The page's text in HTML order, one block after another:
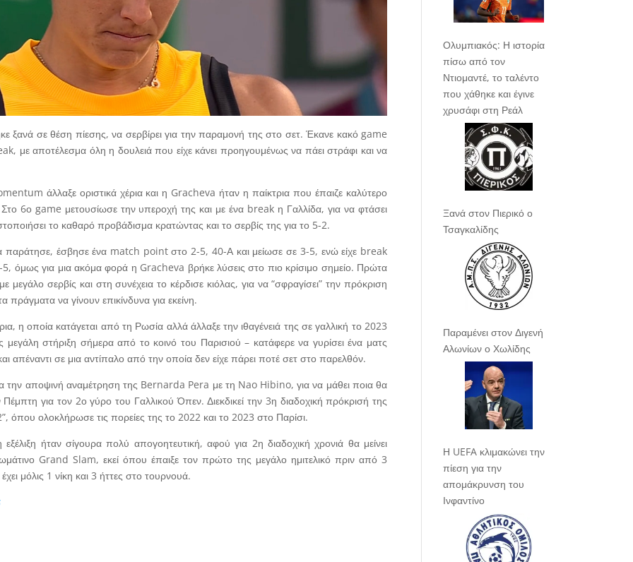
ξανά σε θέση πίεσης, να σερβίρει για την παραμονή της στο σετ. Έκανε κακό game
με αποτέλεσμα όλη η δουλειά που είχε κάνει προηγουμένως να πάει στράφι και να
άλλαξε οριστικά χέρια και η Gracheva ήταν η παίκτρια που έπαιζε καλύτερο
Στο 6ο game μετουσίωσε την υπεροχή της και με ένα break η Γαλλίδα, για να φτάσει
το καθαρό προβάδισμα κρατώντας και το σερβίς της για το 5-2.
παράτησε, έσβησε ένα match point στο 2-5, 40-Α και μείωσε σε 3-5, ενώ είχε break
5, όμως για μια ακόμα φορά η Gracheva βρήκε λύσεις στο πιο κρίσιμο σημείο. Πρώτα
μεγάλο σερβίς και στη συνέχεια το κέρδισε κιόλας, για να “σφραγίσει” την πρόκριση
πράγματα να γίνουν επικίνδυνα για εκείνη.
η οποία κατάγεται από τη Ρωσία αλλά άλλαξε την ιθαγένειά της σε γαλλική το 2023
μεγάλη στήριξη σήμερα από το κοινό του Παρισιού – κατάφερε να γυρίσει ένα ματς
απέναντι σε μια αντίπαλο από την οποία δεν είχε πάρει ποτέ σετ στο παρελθόν.
την αποψινή αναμέτρηση της Bernarda Pera με τη Nao Hibino, για να μάθει ποια θα
Πέμπτη για τον 2ο γύρο του Γαλλικού Όπεν. Διεκδικεί την 3η διαδοχική πρόκρισή της
όπου ολοκλήρωσε τις πορείες της το 2022 και το 2023 στο Παρίσι.
ήταν σίγουρα πολύ απογοητευτική, αφού για 2η διαδοχική χρονιά θα μείνει
Grand Slam, εκεί όπου έπαιξε τον πρώτο της μεγάλο ημιτελικό πριν από 3
μόλις 1 νίκη και 3 ήττες στο τουρνουά.
Ολυμπιακός: Η ιστορία
πίσω από τον
Ντιομαντέ, το ταλέντο
που χάθηκε και έγινε
χρυσάφι στη Ρεάλ
Ξανά στον Πιερικό ο
Τσαγκαλίδης
Παραμένει στον Διγενή
Αλωνίων ο Χωλίδης
Η UEFA κλιμακώνει την
πίεση για την
απομάκρυνση του
Ινφαντίνο